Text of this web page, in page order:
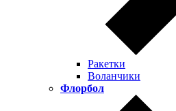
Ракетки
Воланчики
Флорбол